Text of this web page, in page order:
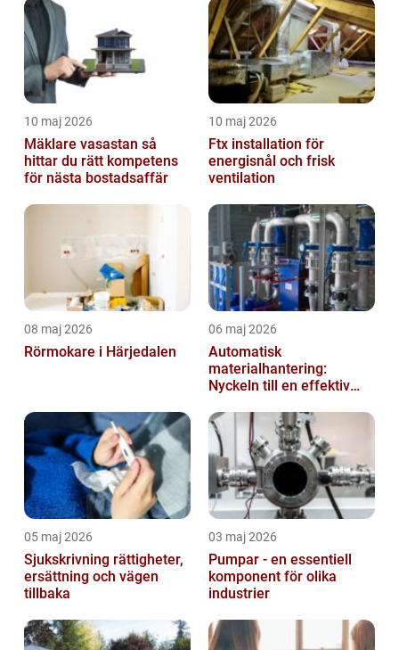
10 maj 2026
Mäklare vasastan så
hittar du rätt kompetens
för nästa bostadsaffär
10 maj 2026
Ftx installation för
energisnål och frisk
ventilation
08 maj 2026
Rörmokare i Härjedalen
06 maj 2026
Automatisk
materialhantering:
Nyckeln till en effektiv
05 maj 2026
Sjukskrivning rättigheter,
ersättning och vägen
tillbaka
03 maj 2026
Pumpar - en essentiell
komponent för olika
industrier